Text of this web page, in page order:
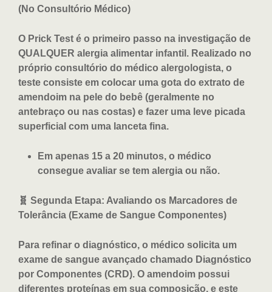
(No Consultório Médico)
O Prick Test é o primeiro passo na investigação de
QUALQUER alergia alimentar infantil. Realizado no
próprio consultório do médico alergologista, o
teste consiste em colocar uma gota do extrato de
amendoim na pele do bebê (geralmente no
antebraço ou nas costas) e fazer uma leve picada
superficial com uma lanceta fina.
Em apenas 15 a 20 minutos, o médico
consegue avaliar se tem alergia ou não.
🧬 Segunda Etapa: Avaliando os Marcadores de
Tolerância (Exame de Sangue Componentes)
Para refinar o diagnóstico, o médico solicita um
exame de sangue avançado chamado Diagnóstico
por Componentes (CRD). O amendoim possui
diferentes proteínas em sua composição, e este